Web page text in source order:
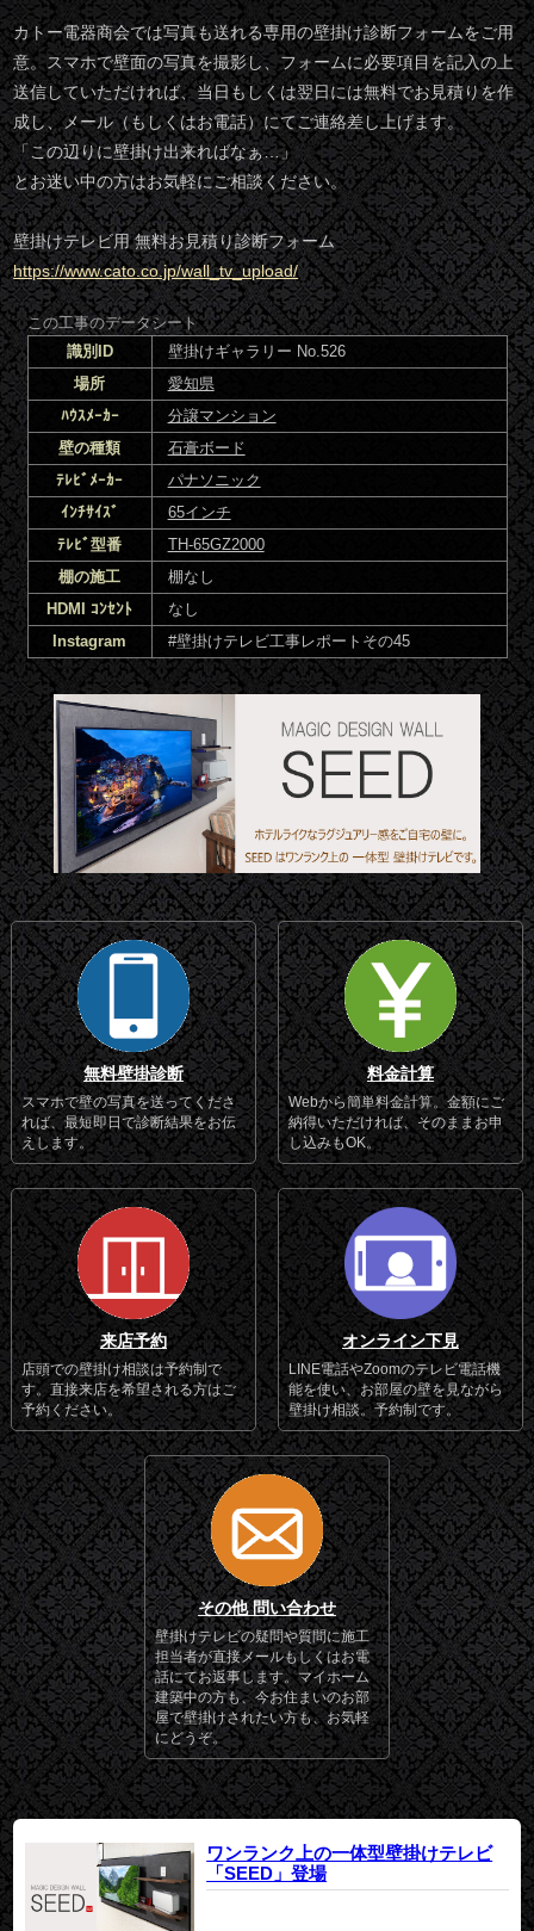
カトー電器商会では写真も送れる専用の壁掛け診断フォームをご用
意。スマホで壁面の写真を撮影し、フォームに必要項目を記入の上
送信していただければ、当日もしくは翌日には無料でお見積りを作
成し、メール（もしくはお電話）にてご連絡差し上げます。
「この辺りに壁掛け出来ればなぁ…」
とお迷い中の方はお気軽にご相談ください。
壁掛けテレビ用 無料お見積り診断フォーム
https://www.cato.co.jp/wall_tv_upload/
この工事のデータシート
識別ID
壁掛けギャラリー No.526
場所
愛知県
ﾊｳｽﾒｰｶｰ
分譲マンション
壁の種類
石膏ボード
ﾃﾚﾋﾞﾒｰｶｰ
パナソニック
ｲﾝﾁｻｲｽﾞ
65インチ
ﾃﾚﾋﾞ型番
TH-65GZ2000
棚の施工
棚なし
HDMI ｺﾝｾﾝﾄ
なし
Instagram
#壁掛けテレビ工事レポートその45
無料壁掛診断
スマホで壁の写真を送ってくださ
れば、最短即日で診断結果をお伝
えします。
料金計算
Webから簡単料金計算。金額にご
納得いただければ、そのままお申
し込みもOK。
来店予約
店頭での壁掛け相談は予約制で
す。直接来店を希望される方はご
予約ください。
オンライン下見
LINE電話やZoomのテレビ電話機
能を使い、お部屋の壁を見ながら
壁掛け相談。予約制です。
その他 問い合わせ
壁掛けテレビの疑問や質問に施工
担当者が直接メールもしくはお電
話にてお返事します。マイホーム
建築中の方も、今お住まいのお部
屋で壁掛けされたい方も、お気軽
にどうぞ。
ワンランク上の一体型壁掛けテレビ
「SEED」登場